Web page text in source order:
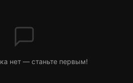
нет — станьте первым!